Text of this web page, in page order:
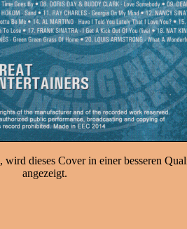
wird dieses Cover in einer besseren
angezeigt.